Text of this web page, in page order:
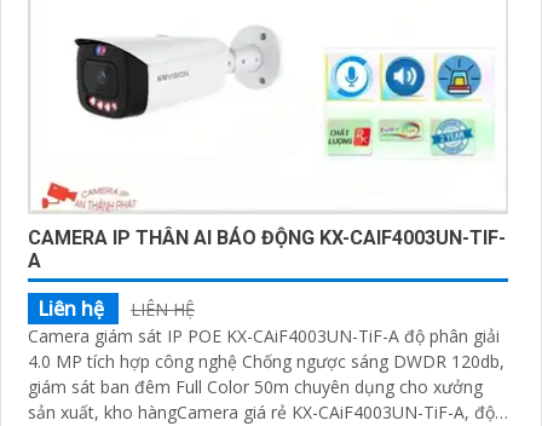
CAMERA IP THÂN AI BÁO ĐỘNG KX-CAIF4003UN-TIF-
A
Liên hệ
LIÊN HỆ
Camera giám sát IP POE KX-CAiF4003UN-TiF-A độ phân giải
4.0 MP tích hợp công nghệ Chống ngược sáng DWDR 120db,
giám sát ban đêm Full Color 50m chuyên dụng cho xưởng
sản xuất, kho hàngCamera giá rẻ KX-CAiF4003UN-TiF-A, độ